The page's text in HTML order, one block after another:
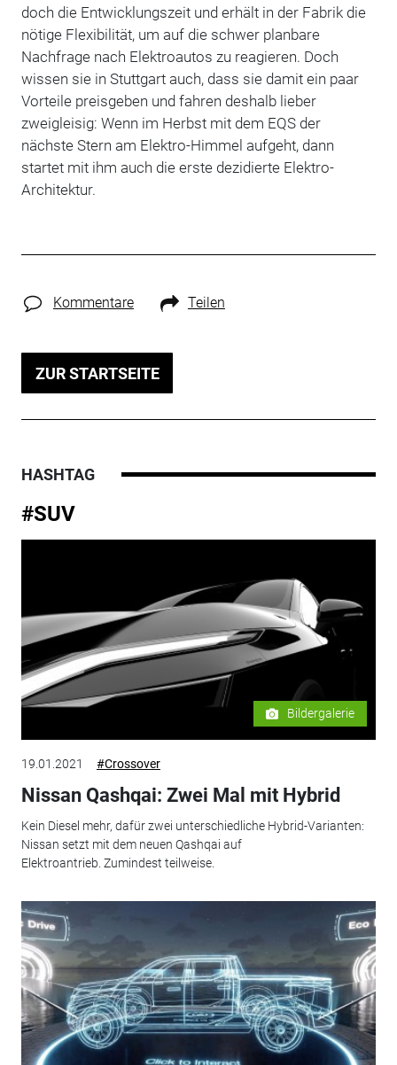
doch die Entwicklungszeit und erhält in der Fabrik die
nötige Flexibilität, um auf die schwer planbare
Nachfrage nach Elektroautos zu reagieren. Doch
wissen sie in Stuttgart auch, dass sie damit ein paar
Vorteile preisgeben und fahren deshalb lieber
zweigleisig: Wenn im Herbst mit dem EQS der
nächste Stern am Elektro-Himmel aufgeht, dann
startet mit ihm auch die erste dezidierte Elektro-
Architektur.
Kommentare Teilen
ZUR STARTSEITE
HASHTAG
#SUV
Bildergalerie
19.01.2021 #Crossover
Nissan Qashqai: Zwei Mal mit Hybrid
Kein Diesel mehr, dafür zwei unterschiedliche Hybrid-Varianten:
Nissan setzt mit dem neuen Qashqai auf
Elektroantrieb. Zumindest teilweise.